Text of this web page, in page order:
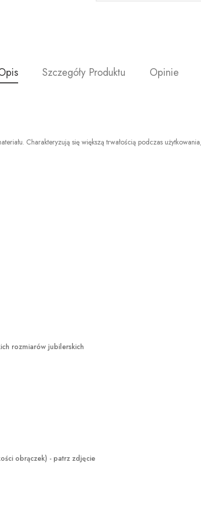
Szczegóły Produktu Opinie
Charakteryzują się większą trwałością podczas
rozmiarów jubilerskich
obrączek) - patrz zdjęcie